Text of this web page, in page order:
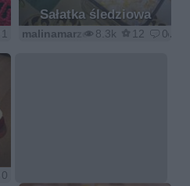
1
Sałatka śledziowa
8.3k 12 0
malinamarzenamalina1@wp.pl
0